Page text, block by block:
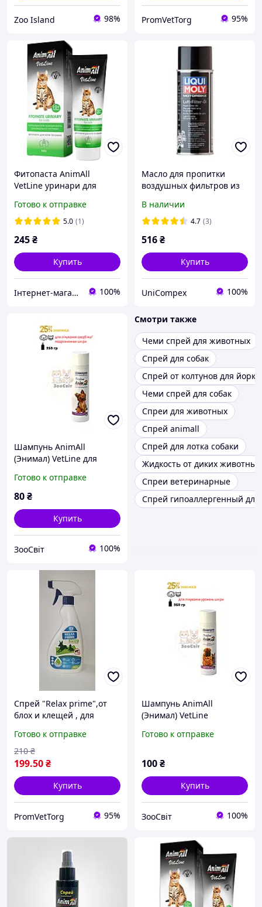
Zoo Island 98% PromVetTorg 95%
Фитопаста AnimAll
VetLine уринари для
Готово к отправке
5.0 (1)
245₴
Купить
Інтернет-магазин "ZooRiva" 100%
Масло для пропитки
воздушных фильтров из
Moly Motorbike Luft Filter
Oil 0.4л (спрей) 3950/1604
В наличии
4.7 (3)
516₴
Купить
UniCompex 100%
Шампунь AnimAll
(Энимал) VetLine для
250 мл
Готово к отправке
80₴
Купить
ЗооСвіт 100%
Смотри также
Чеми спрей для животных
Спрей для собак
Спрей от колтунов для йорка
Чеми спрей для собак
Спреи для животных
Спрей animall
Спрей для лотка собаки
Жидкость от диких
Спреи ветеринарные
Спрей гипоаллергенный
Спрей "Relax prime",от
блох и клещей , для
проживания собак ,
вольеры , будки и др.
Готово к отправке
199.50₴
210 ₴
Купить
PromVetTorg 95%
Шампунь AnimAll
(Энимал) VetLine
кетоконазолом для собак
Готово к отправке
100₴
Купить
ЗооСвіт 100%